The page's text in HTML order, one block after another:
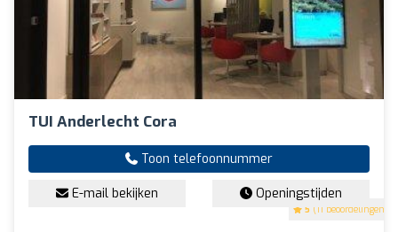
TUI Anderlecht Cora
5 (11 beoordelingen)
Toon telefoonnummer
E-mail bekijken Openingstijden